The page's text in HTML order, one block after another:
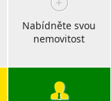
Nabídněte svou
nemovitost